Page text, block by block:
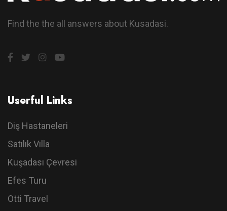
Find the the all answers about Kusadasi.
Userful Links
Diş Hastaneleri
Satılık Villa
Kuşadası Çevresi
Efes Turu
Otti Travel